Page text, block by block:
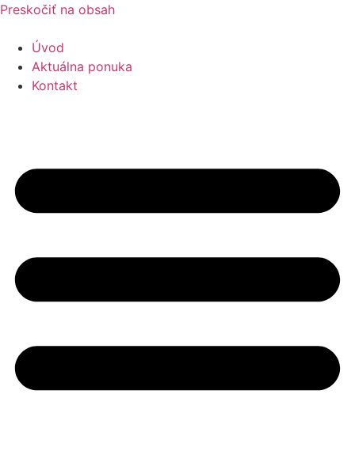
Preskočiť na obsah
Úvod
Aktuálna ponuka
Kontakt